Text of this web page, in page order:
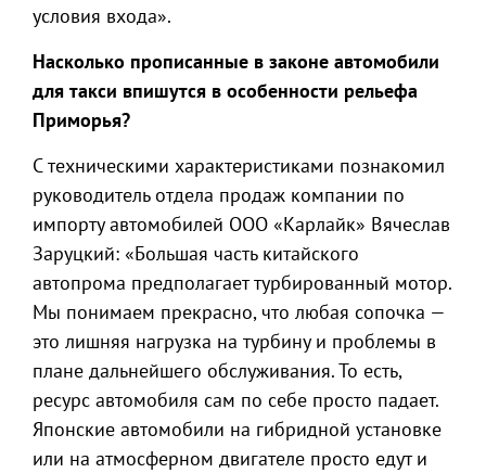
условия входа».
Насколько прописанные в законе автомобили
для такси впишутся в особенности рельефа
Приморья?
С техническими характеристиками познакомил
руководитель отдела продаж компании по
импорту автомобилей ООО «Карлайк» Вячеслав
Заруцкий: «Большая часть китайского
автопрома предполагает турбированный мотор.
Мы понимаем прекрасно, что любая сопочка —
это лишняя нагрузка на турбину и проблемы в
плане дальнейшего обслуживания. То есть,
ресурс автомобиля сам по себе просто падает.
Японские автомобили на гибридной установке
или на атмосферном двигателе просто едут и